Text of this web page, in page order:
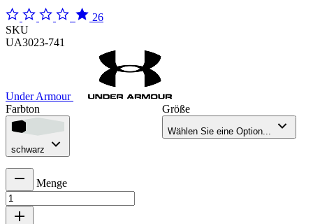
26
SKU
UA3023-741
Under Armour
Farbton
schwarz
Größe
Wählen Sie eine Option...
Menge